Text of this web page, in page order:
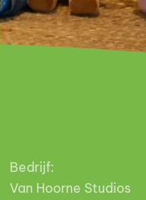
Bedrijf:
Van Hoorne Studios